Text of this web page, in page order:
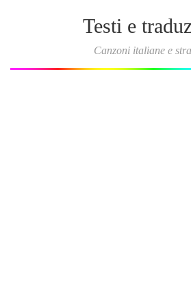
Testi e
Canzoni italiane e